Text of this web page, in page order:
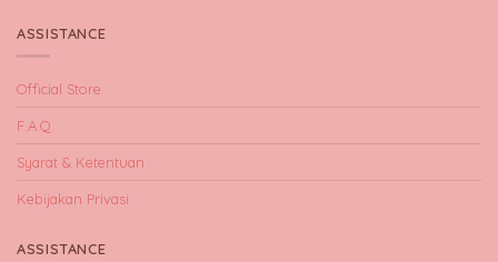
ASSISTANCE
Official Store
F.A.Q
Syarat & Ketentuan
Kebijakan Privasi
ASSISTANCE